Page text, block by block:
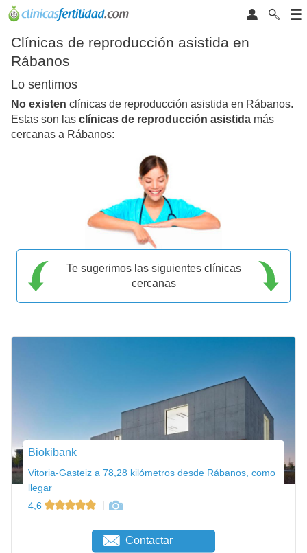
Clínicas de reproducción asistida en
Rábanos
Lo sentimos
No existen clínicas de reproducción asistida en Rábanos.
Estas son las clínicas de reproducción asistida más
cercanas a Rábanos:
Te sugerimos las siguientes clínicas
cercanas
Biokibank
Vitoria-Gasteiz a 78,28 kilómetros desde Rábanos, como
llegar
4,6
Contactar